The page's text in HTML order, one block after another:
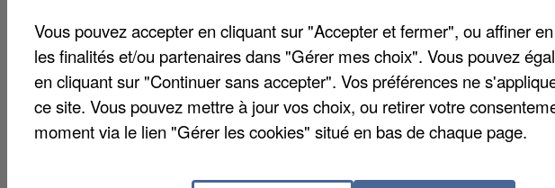
Vous pouvez accepter en cliquant sur "Accepter et fermer", ou affiner
les finalités et/ou partenaires dans "Gérer mes choix". Vous pouvez
en cliquant sur "Continuer sans accepter". Vos préférences ne
ce site. Vous pouvez mettre à jour vos choix, ou retirer votre
moment via le lien "Gérer les cookies" situé en bas de chaque page.